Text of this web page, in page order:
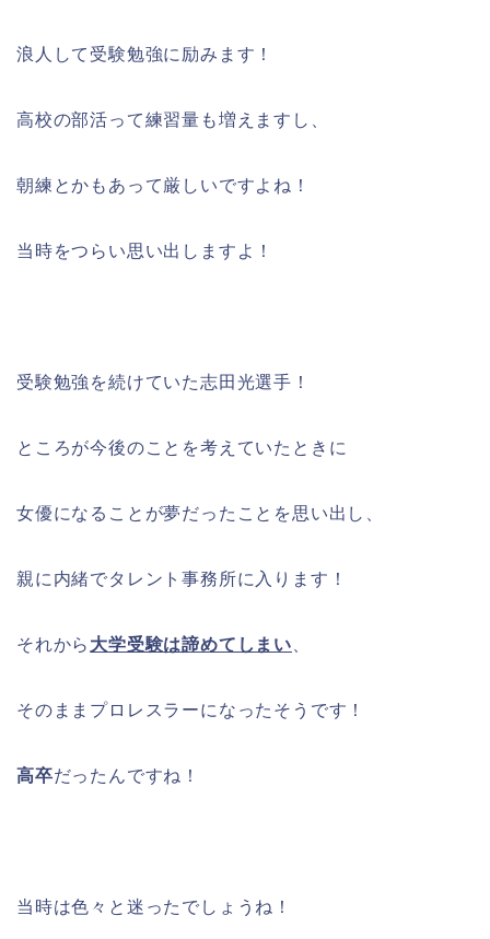
浪人して受験勉強に励みます！
高校の部活って練習量も増えますし、
朝練とかもあって厳しいですよね！
当時をつらい思い出しますよ！
受験勉強を続けていた志田光選手！
ところが今後のことを考えていたときに
女優になることが夢だったことを思い出し、
親に内緒でタレント事務所に入ります！
それから 大学受験は諦めてしまい
そのままプロレスラーになったそうです！
高卒だったんですね！
当時は色々と迷ったでしょうね！